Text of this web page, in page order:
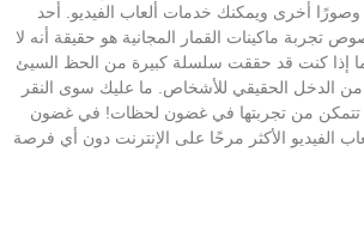
أخرى ويمكنك خدمات ألعاب الفيديو. أحد
تجربة ماكينات القمار المجانية هو حقيقة أنه لا
إذا كنت قد حققت سلسلة كبيرة من الحظ السيئ
من الدخل الحقيقي للأشخاص. ما عليك سوى النقر
تتمكن من تجربتها في غضون لحظات! في غضون